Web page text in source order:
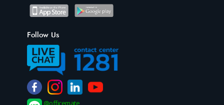
Follow Us
@officemate